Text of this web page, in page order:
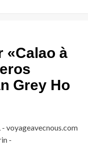
«Calao à
Grey Ho
- voyageavecnous.com
-